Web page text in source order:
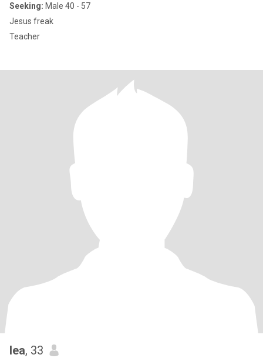
Seeking: Male 40 - 57
Jesus freak
Teacher
lea, 33